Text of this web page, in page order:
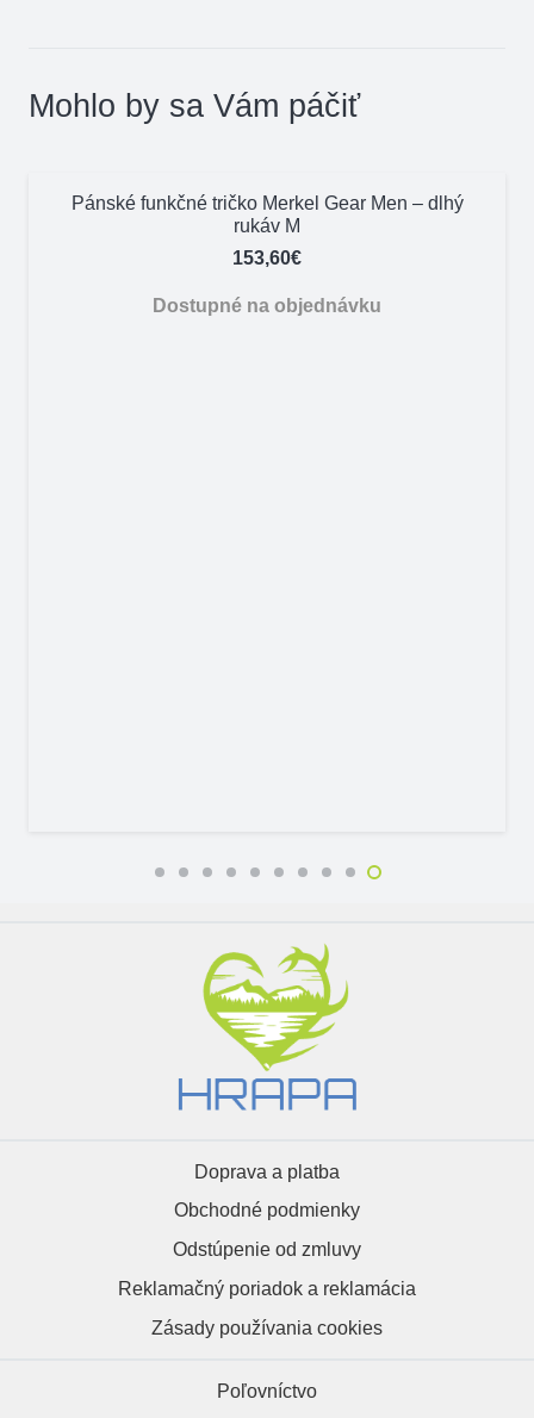
Mohlo by sa Vám páčiť
Pánské funkčné tričko Merkel Gear Men – dlhý
rukáv M
153,60€
Dostupné na objednávku
Doprava a platba
Obchodné podmienky
Odstúpenie od zmluvy
Reklamačný poriadok a reklamácia
Zásady používania cookies
Poľovníctvo